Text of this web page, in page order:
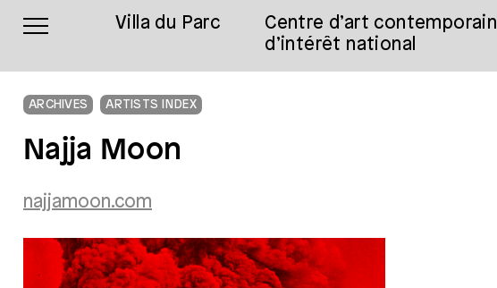
Villa du Parc
Centre d’art contemporain
d’intérêt national
ARCHIVES ARTISTS INDEX
Najja Moon
najjamoon.com